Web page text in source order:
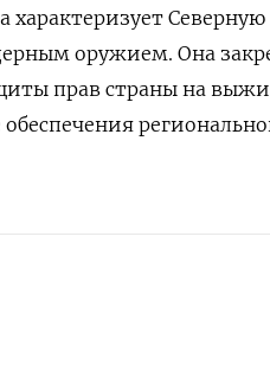
характеризует
оружием. Она
прав страны на